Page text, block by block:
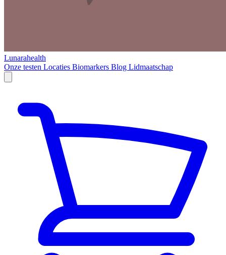
Lunarahealth
Onze testen Locaties Biomarkers Blog Lidmaatschap